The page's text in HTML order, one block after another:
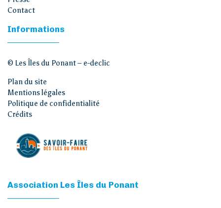
Contact
Informations
© Les Îles du Ponant – e-declic
Plan du site
Mentions légales
Politique de confidentialité
Crédits
Association Les Îles du Ponant